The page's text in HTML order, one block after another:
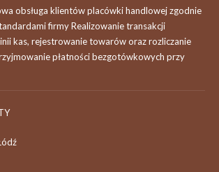
obsługa klientów placówki handlowej zgodnie
firmy Realizowanie transakcji
kas, rejestrowanie towarów oraz rozliczanie
płatności bezgotówkowych przy